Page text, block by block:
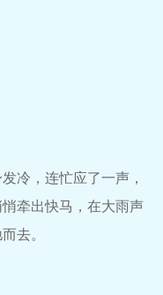
冷，连忙应了一声，
牵出快马，在大雨声
去。